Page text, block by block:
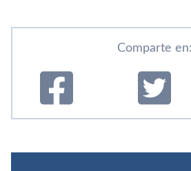
Comparte en: